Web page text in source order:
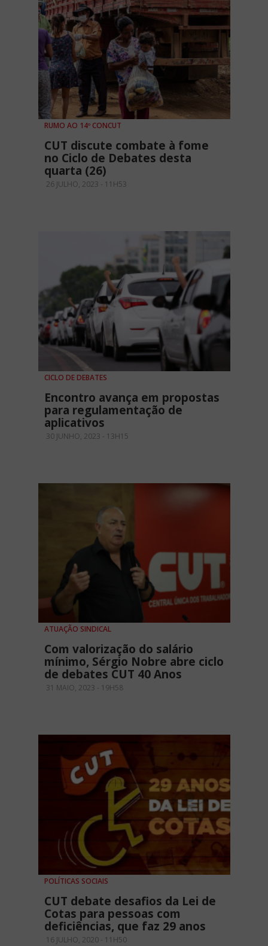
RUMO AO 14º CONCUT
CUT discute combate à fome
no Ciclo de Debates desta
quarta (26)
26 JULHO, 2023 - 11H53
CICLO DE DEBATES
Encontro avança em propostas
para regulamentação de
aplicativos
30 JUNHO, 2023 - 13H15
ATUAÇÃO SINDICAL
Com valorização do salário
mínimo, Sérgio Nobre abre ciclo
de debates CUT 40 Anos
31 MAIO, 2023 - 19H58
POLÍTICAS SOCIAIS
CUT debate desafios da Lei de
Cotas para pessoas com
deficiências, que faz 29 anos
16 JULHO, 2020 - 11H50